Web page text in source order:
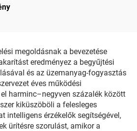
megoldásnak a bevezetése
eredményez a begyűjtési
és az üzemanyag-fogyasztás
éves működési
harminc–negyven százalék között
kiküszöböli a felesleges
intelligens érzékelők segítségével,
ürítésre szorulást, amikor a